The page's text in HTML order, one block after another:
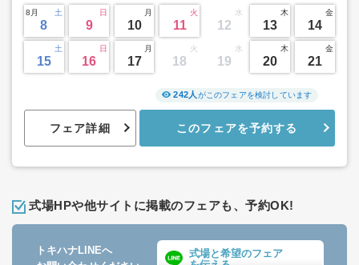
8月 土
8
日
9
月
10
火
11
水
12
木
13
金
14
土
15
日
16
月
17
火
18
水
19
木
20
金
21
フェア詳細
242人 がこのフェアを検討しています
このフェアを予約する
式場HPや他サイトに掲載のフェアも、予約OK!
トキハナLINEへ
式場と希望のフェア